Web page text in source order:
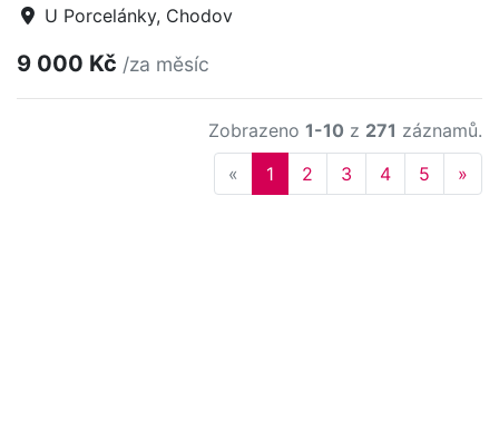
U Porcelánky, Chodov
9 000 Kč /za měsíc
Zobrazeno 1-10 z 271 záznamů.
« Previous
1 2 3 4 5 »